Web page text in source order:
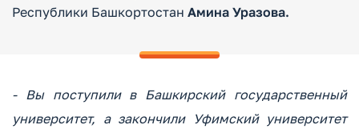
Республики Башкортостан Амина Уразова.
- Вы поступили в Башкирский государственный
университет, а закончили Уфимский университет